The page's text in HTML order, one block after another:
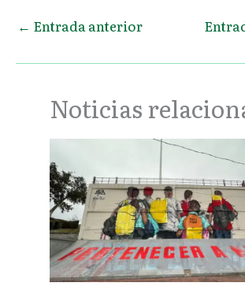
← Entrada anterior
Noticias